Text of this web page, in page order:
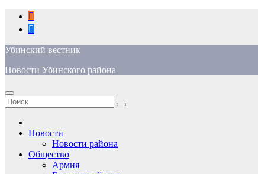
Перейти
содержимому
Убинский вестник
Новости Убинского района
Новости
Новости района
Общество
Армия